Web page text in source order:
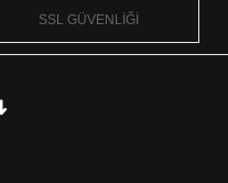
SSL GÜVENLİĞİ